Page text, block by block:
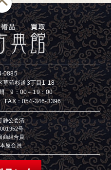
0885
草薙杉道3丁目1-18
9：00～19：00
：054-346-3396
静公委清
号
商組合員
屋会員